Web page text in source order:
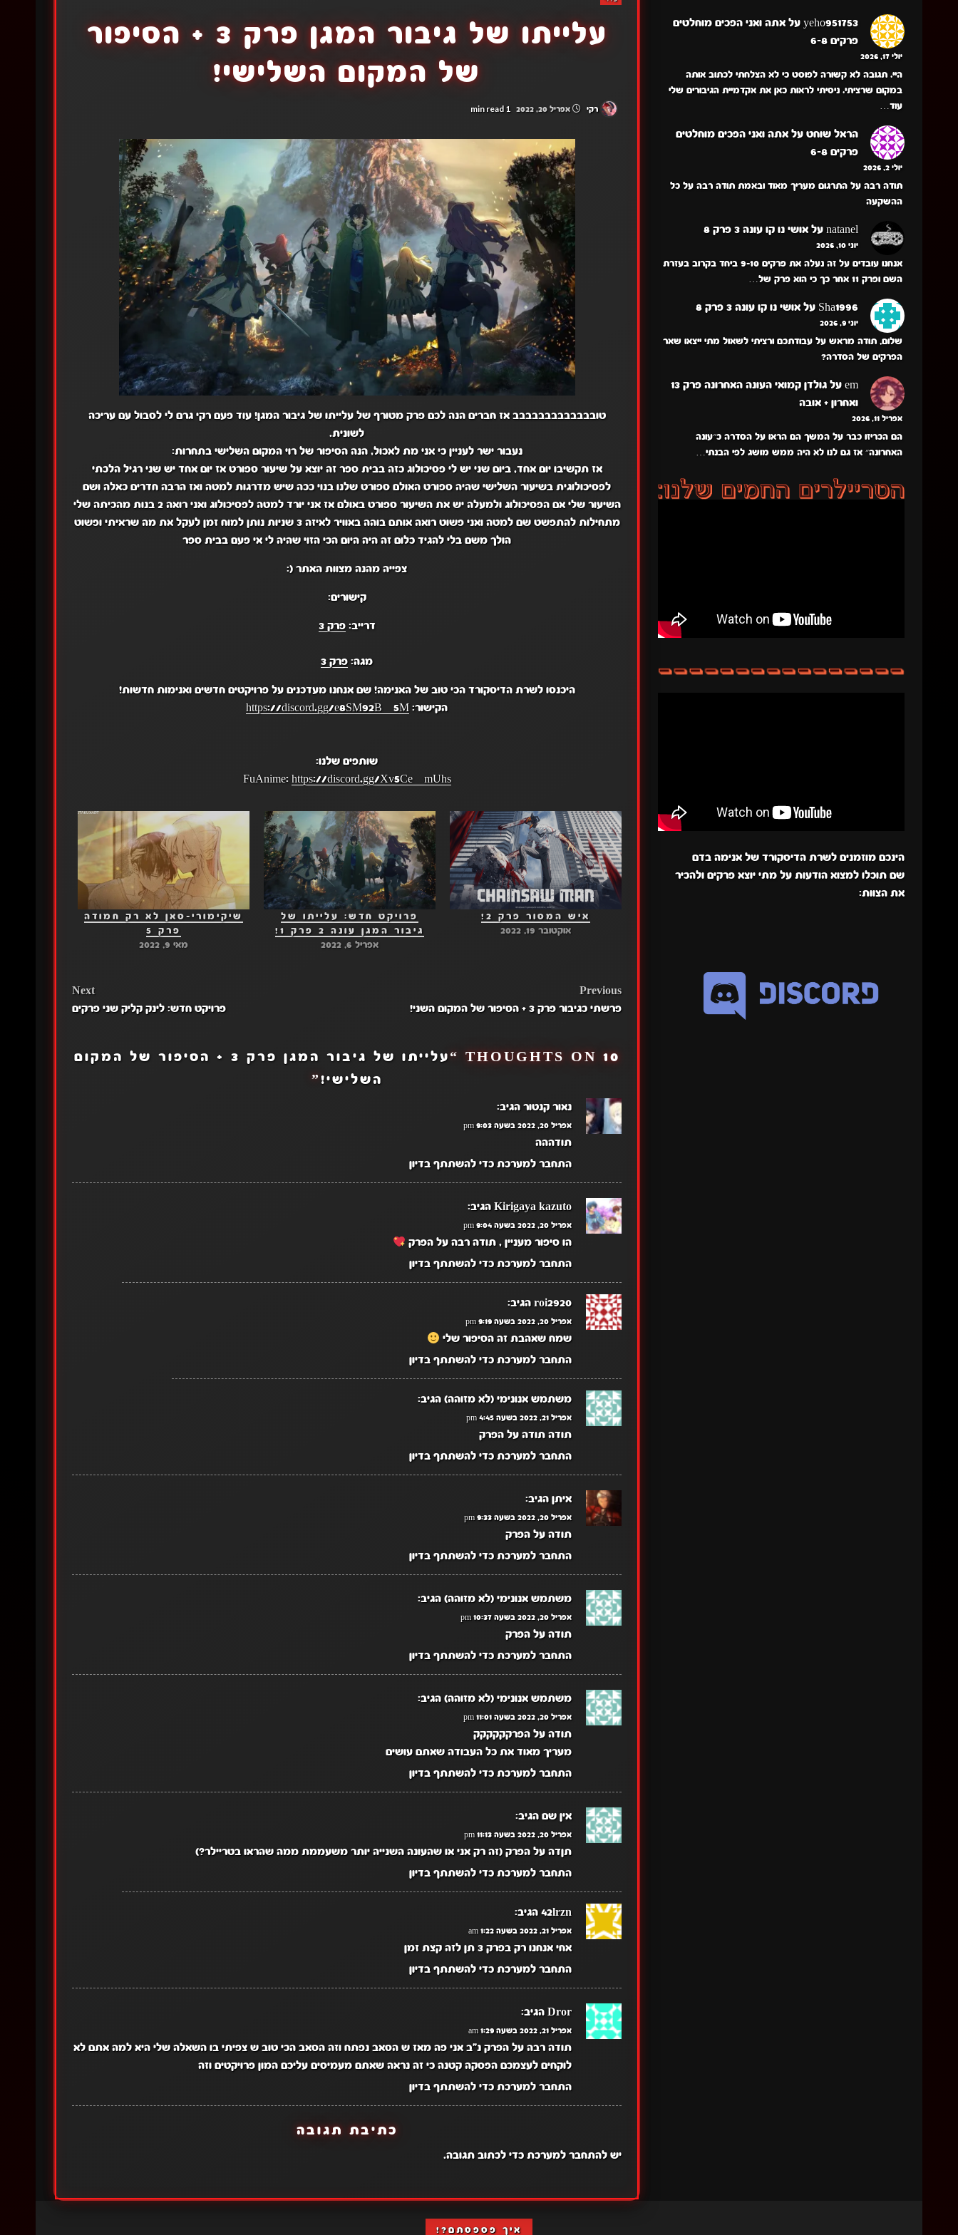
עלייתו של גיבור המגן פרק 3 + הסיפור
של המקום השלישי!
רקי אפריל 20, 2022 1 min read
טובבבבבבבבבבבבב אז חברים הנה לכם פרק מטורף של עלייתו של גיבור המגן! עוד פעם רקי גרם לי לסבול עם עריכה
לשונית.
נעבור ישר לעניין כי אני מת לאכול, הנה הסיפור של רוי המקום השלישי בתחרות:
אז תקשיבו יום אחד, ביום שני יש לי פסיכולוג כזה בבית ספר זה יוצא על שיעור ספורט אז יום אחד יש שני רגיל הלכתי
לפסיכולוגית בשיעור השלישי שהיה ספורט האולם ספורט שלנו בנוי ככה שיש מדרגות למטה ואז הרבה חדרים כאלה ושם
השיעור שלי אם הפסיכולוג ולמעלה יש את השיעור ספורט באולם אז אני יורד למטה לפסיכולוג ואני רואה 2 בנות מהכיתה שלי
מתחילותלהתפשט שם למטה
ואני פשוט רואה אותם בוהה באוויר לאיזה 3 שניות נותן למוח זמן לעקל את מה שראיתי ופשוט
הולך משם בלי להגיד כלום זה היה היום הכי הזוי שהיה לי אי פעם בבית ספר
צפייה מהנה מצוות האתר (:
קישורים:
דרייב:פרק 3
מגה: פרק 3
היכנסו לשרת הדיסקורד הכי טוב של האנימה! שם אנחנו מעדכנים על פרויקטים חדשים ואנימות חדשות!
הקישור: https://discord.gg/e8SM92BZ5M
שותפים שלנו:
FuAnime: https://discord.gg/Xv5CeZmUhs
איש המסור פרק 2!
אוקטובר 19, 2022
פרויקט חדש: עלייתו של
גיבור המגן עונה 2 פרק 1!
אפריל 6, 2022
שיקימורי-סאן לא רק חמודה
פרק 5
מאי 9, 2022
POST
Previous
פרשתי כגיבור פרק 3 + הסיפור של המקום השני!
Next
פרויקט חדש: לינק קליק שני פרקים
10 THOUGHTS ON “
עלייתו של גיבור המגן פרק 3 + הסיפור של המקום
השלישי! ”
נאור קנטור הגיב:
אפריל 20, 2022 בשעה 9:03 pm
תודההה
התחבר למערכת כדי להשתתף בדיון
Kirigaya kazuto הגיב:
אפריל 20, 2022 בשעה 9:04 pm
הו סיפור מעניין , תודה רבה על הפרק
התחבר למערכת כדי להשתתף בדיון
roi2920 הגיב:
אפריל 20, 2022 בשעה 9:19 pm
שמח שאהבת זה הסיפור שלי
התחבר למערכת כדי להשתתף בדיון
משתמש אנונימי (לא מזוהה) הגיב:
אפריל 21, 2022 בשעה 4:45 pm
תודה תודה על הפרק
התחבר למערכת כדי להשתתף בדיון
איתן הגיב:
אפריל 20, 2022 בשעה 9:33 pm
תודה על הפרק
התחבר למערכת כדי להשתתף בדיון
משתמש אנונימי (לא מזוהה) הגיב:
אפריל 20, 2022 בשעה 10:37 pm
תודה על הפרק
התחבר למערכת כדי להשתתף בדיון
משתמש אנונימי (לא מזוהה) הגיב:
אפריל 20, 2022 בשעה 11:01 pm
תודה על הפרקקקקקק
מעריך מאוד את כל העבודה שאתם עושים
התחבר למערכת כדי להשתתף בדיון
אין שם הגיב:
אפריל 20, 2022 בשעה 11:13 pm
תןדה על הפרק (זה רק אני או שהעונה השנייה יותר משעממת ממה שהראו בטריילר?)
התחבר למערכת כדי להשתתף בדיון
42lrzn הגיב:
אפריל 21, 2022 בשעה 1:22 am
אחי אנחנו רק בפרק 3 תן לזה קצת זמן
התחבר למערכת כדי להשתתף בדיון
Dror הגיב:
אפריל 21, 2022 בשעה 1:29 am
תודה רבה על הפרק נ"ב אני פה מאז ש הסאב נפתח וזה הסאב הכי טוב ש צפיתי בו השאלה שלי היא למה אתם לא
לוקחים לעצמכם הפסקה קטנה כי זה נראה שאתם מעמיסים עליכם המון פרויקטים וזה
התחבר למערכת כדי להשתתף בדיון
כתיבת תגובה
יש להתחבר למערכתכדי לכתוב תגובה.
yeho951753 עלאתה ואני הפכים מוחלטים
פרקים 6-8
יולי 17, 2026
היי. תגובה לא קשורה לפוסט כי לא הצלחתי לכתוב אותה
במקום שרציתי. ניסיתי לראות כאן את אקדמיית הגיבורים שלי
עוד…
הראל שוחט עלאתה ואני הפכים מוחלטים
פרקים 6-8
יולי 2, 2026
תודה רבה על התרגום מעריך מאוד ובאמת תודה רבה על כל
ההשקעה
natanel עלאושי נו קו עונה 3 פרק 8
יוני 10, 2026
אנחנו עובדים על זה נעלה את פרקים 9-10 ביחד בקרוב בעזרת
השם ופרק 11 אחר כך כי הוא פרק של…
Sha1996 עלאושי נו קו עונה 3 פרק 8
יוני 9, 2026
שלום, תודה מראש על עבודתכם ורציתי לשאול מתי ייצאו שאר
הפרקים של הסדרה?
em על
גולדן קמואי העונה האחרונה פרק 13
ואחרון + אובה
אפריל 11, 2026
הם הכריזו כבר על המשך הם הראו על הסדרה כ״עונה
האחרונה״ אז גם לנו לא היה ממש מושג לפי הבנתי…
הינכם מוזמנים לשרת הדיסקורד של אנימה בדם
שם תוכלו למצוא הודעות על מתי יוצא פרקים ולהכיר
את הצוות:
איך פספסתם?!